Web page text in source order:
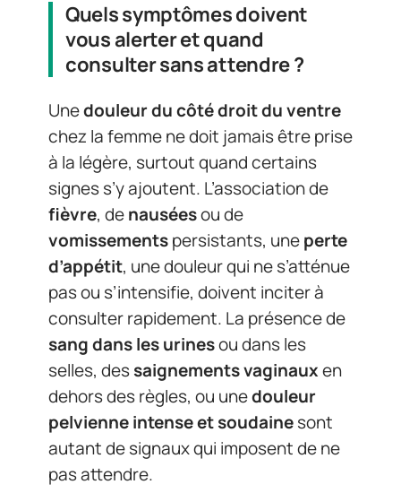
Quels symptômes doivent
vous alerter et quand
consulter sans attendre ?
Unedouleur du côté droit du ventre
chez la femme ne doit jamais être prise
à la légère, surtout quand certains
signes s’y ajoutent. L’association de
fièvre, denauséesou de
vomissementspersistants, uneperte
d’appétit, une douleur qui ne s’atténue
pas ou s’intensifie, doivent inciter à
consulter rapidement. La présence de
sang dans les urinesou dans les
selles, dessaignements vaginauxen
dehors des règles, ou unedouleur
pelvienne intense et soudainesont
autant de signaux qui imposent de ne
pas attendre.